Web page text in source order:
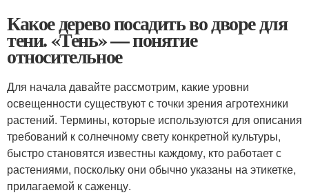
Какое дерево посадить во дворе для
тени. «Тень» — понятие
относительное
Для начала давайте рассмотрим, какие уровни
освещенности существуют с точки зрения агротехники
растений. Термины, которые используются для описания
требований к солнечному свету конкретной культуры,
быстро становятся известны каждому, кто работает с
растениями, поскольку они обычно указаны на этикетке,
прилагаемой к саженцу.